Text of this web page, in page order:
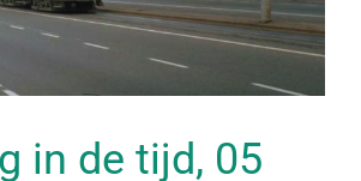
in de tijd, 05